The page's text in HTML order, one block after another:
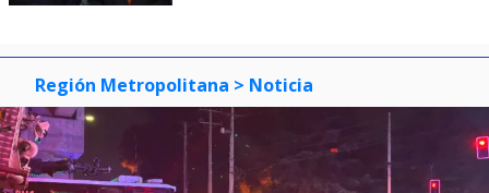
Región Metropolitana > Noticia